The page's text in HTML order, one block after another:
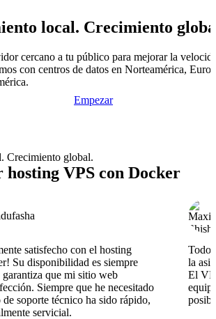
local. Crecimiento
cercano a tu público para mejorar la
con centros de datos en Norteamérica,
Empezar
VPS con Docker
satisfecho con el hosting
Su disponibilidad es siempre
que mi sitio web
Siempre que he necesitado
soporte técnico ha sido rápido,
servicial.
Todo
la
El